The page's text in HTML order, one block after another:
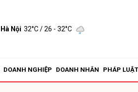
Hà Nội 32°C/ 26 - 32°C
DOANH NGHIỆP DOANH NHÂN PHÁP LUẬT